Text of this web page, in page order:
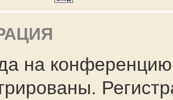
на